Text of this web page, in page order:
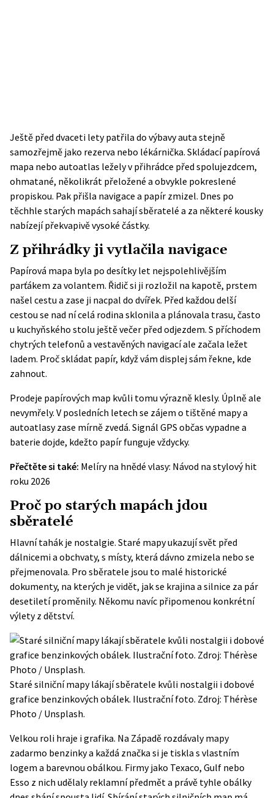
Ještě před dvaceti lety patřila do výbavy auta stejně
samozřejmě jako rezerva nebo lékárnička. Skládací papírová
mapa nebo autoatlas ležely v přihrádce před spolujezdcem,
ohmatané, několikrát přeložené a obvykle pokreslené
propiskou. Pak přišla navigace a papír zmizel. Dnes po
těchhle starých mapách sahají sběratelé a za některé kousky
nabízejí překvapivě vysoké částky.
Z přihrádky ji vytlačila navigace
Papírová mapa byla po desítky let nejspolehlivějším
parťákem za volantem. Řidič si ji rozložil na kapotě, prstem
našel cestu a zase ji nacpal do dvířek. Před každou delší
cestou se nad ní celá rodina sklonila a plánovala trasu, často
u kuchyňského stolu ještě večer před odjezdem. S příchodem
chytrých telefonů a vestavěných navigací ale začala ležet
ladem. Proč skládat papír, když vám displej sám řekne, kde
zahnout.
Prodeje papírových map kvůli tomu výrazně klesly. Úplně ale
nevymřely. V posledních letech se zájem o tištěné mapy a
autoatlasy zase mírně zvedá. Signál GPS občas vypadne a
baterie dojde, kdežto papír funguje vždycky.
Přečtěte si také: Melíry na hnědé vlasy: Návod na stylový hit
roku 2026
Proč po starých mapách jdou
sběratelé
Hlavní tahák je nostalgie. Staré mapy ukazují svět před
dálnicemi a obchvaty, s místy, která dávno zmizela nebo se
přejmenovala. Pro sběratele jsou to malé historické
dokumenty, na kterých je vidět, jak se krajina a silnice za pár
desetiletí proměnily. Někomu navíc připomenou konkrétní
výlety z dětství.
Staré silniční mapy lákají sběratele kvůli nostalgii i dobové
grafice benzinkových obálek. Ilustrační foto. Zdroj: Thérèse
Photo / Unsplash.
Velkou roli hraje i grafika. Na Západě rozdávaly mapy
zadarmo benzinky a každá značka si je tiskla s vlastním
logem a barevnou obálkou. Firmy jako Texaco, Gulf nebo
Esso z nich udělaly reklamní předmět a právě tyhle obálky